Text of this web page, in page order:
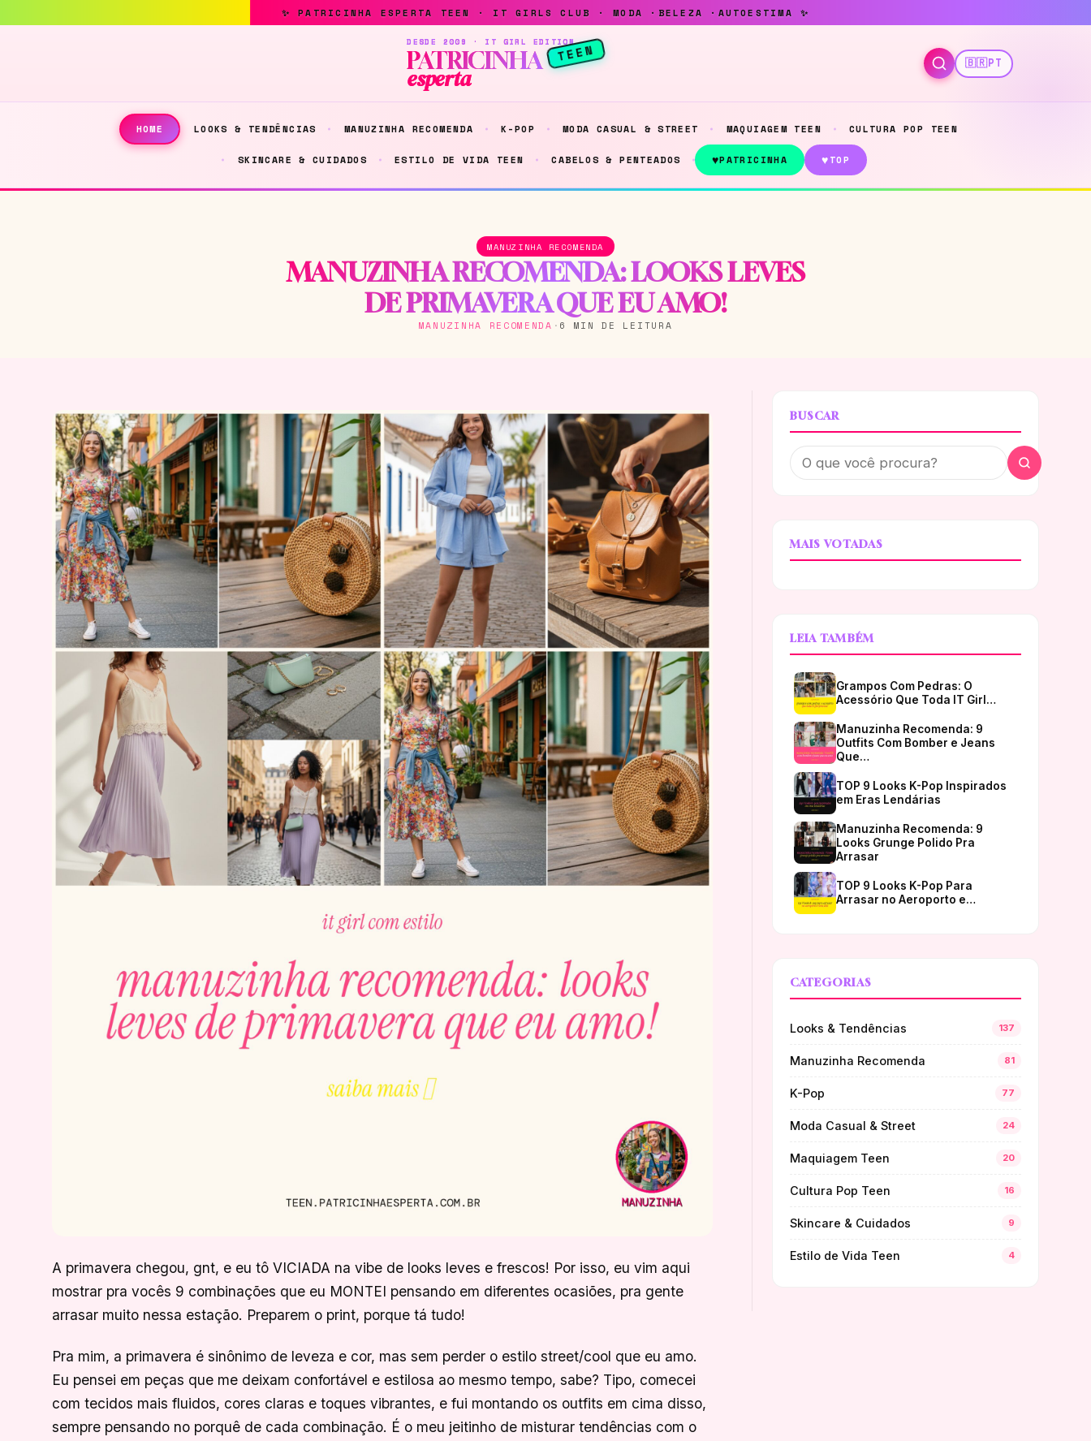
DESDE 2009 · IT GIRL EDITION
PATRICINHA TEEN
esperta
🇧🇷PT
HOME LOOKS & TENDÊNCIAS MANUZINHA RECOMENDA K-POP MODA CASUAL & STREET MAQUIAGEM TEEN CULTURA POP TEEN
SKINCARE & CUIDADOS ESTILO DE VIDA TEEN CABELOS & PENTEADOS ♥PATRICINHA ♥TOP
MANUZINHA RECOMENDA
MANUZINHA RECOMENDA: LOOKS LEVES
DE PRIMAVERA QUE EU AMO!
MANUZINHA RECOMENDA · 6 MIN DE LEITURA
A primavera chegou, gnt, e eu tô VICIADA na vibe de looks leves e frescos! Por isso, eu vim aqui
mostrar pra vocês 9 combinações que eu MONTEI pensando em diferentes ocasiões, pra gente
arrasar muito nessa estação. Preparem o print, porque tá tudo!
Pra mim, a primavera é sinônimo de leveza e cor, mas sem perder o estilo street/cool que eu amo.
Eu pensei em peças que me deixam confortável e estilosa ao mesmo tempo, sabe? Tipo, comecei
com tecidos mais fluidos, cores claras e toques vibrantes, e fui montando os outfits em cima disso,
sempre pensando no porquê de cada combinação. É o meu jeitinho de misturar tendências com o
BUSCAR
MAIS VOTADAS
LEIA TAMBÉM
Grampos Com Pedras: O
Acessório Que Toda IT Girl…
Manuzinha Recomenda: 9
Outfits Com Bomber e Jeans
Que…
TOP 9 Looks K-Pop Inspirados
em Eras Lendárias
Manuzinha Recomenda: 9
Looks Grunge Polido Pra
Arrasar
TOP 9 Looks K-Pop Para
Arrasar no Aeroporto e…
CATEGORIAS
Looks & Tendências 137
Manuzinha Recomenda 81
K-Pop 77
Moda Casual & Street 24
Maquiagem Teen 20
Cultura Pop Teen 16
Skincare & Cuidados 9
Estilo de Vida Teen 4